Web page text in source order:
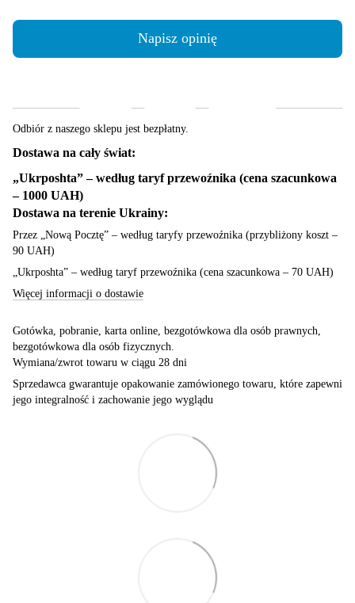
Napisz opinię
Odbiór z naszego sklepu jest bezpłatny.
Dostawa na cały świat:
„Ukrposhta” – według taryf przewoźnika (cena szacunkowa
– 1000 UAH)
Dostawa na terenie Ukrainy:
Przez „Nową Pocztę” – według taryfy przewoźnika (przybliżony koszt –
90 UAH)
„Ukrposhta” – według taryf przewoźnika (cena szacunkowa – 70 UAH)
Więcej informacji o dostawie
Gotówka, pobranie, karta online, bezgotówkowa dla osób prawnych,
bezgotówkowa dla osób fizycznych.
Wymiana/zwrot towaru w ciągu 28 dni
Sprzedawca gwarantuje opakowanie zamówionego towaru, które zapewni
jego integralność i zachowanie jego wyglądu